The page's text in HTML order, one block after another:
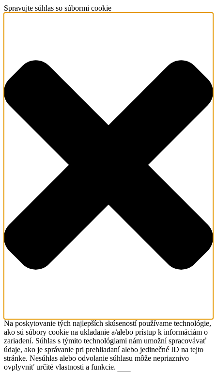
Spravujte súhlas so súbormi cookie
Na poskytovanie tých najlepších skúseností používame technológie,
ako sú súbory cookie na ukladanie a/alebo prístup k informáciám o
zariadení. Súhlas s týmito technológiami nám umožní spracovávať
údaje, ako je správanie pri prehliadaní alebo jedinečné ID na tejto
stránke. Nesúhlas alebo odvolanie súhlasu môže nepriaznivo
ovplyvniť určité vlastnosti a funkcie.